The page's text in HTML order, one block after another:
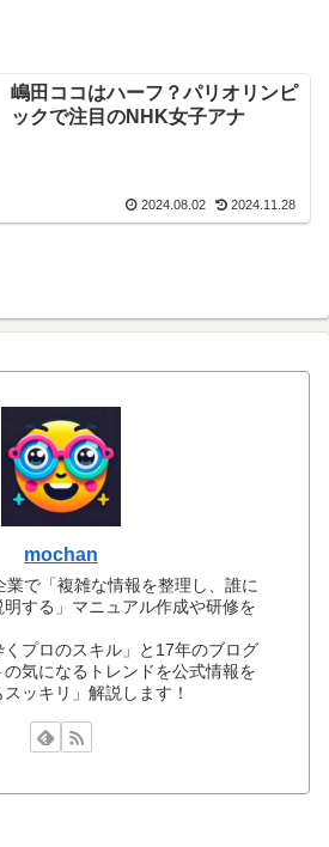
嶋田ココはハーフ？パリオリンピ
ックで注目のNHK女子アナ
2024.08.02 2024.11.28
mochan
業で「複雑な情報を整理し、誰に
する」マニュアル作成や研修を
プロのスキル」と17年のブログ
気になるトレンドを公式情報を
ッキリ」解説します！